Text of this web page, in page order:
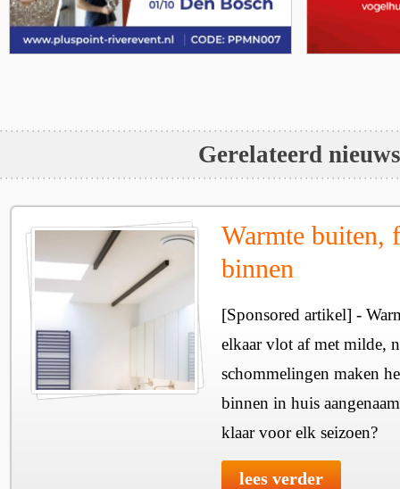
Gerelateerd nieuws
Warmte buiten,
binnen
[Sponsored artikel] -
elkaar vlot af met milde,
schommelingen maken
binnen in huis
klaar voor elk seizoen?
lees verder